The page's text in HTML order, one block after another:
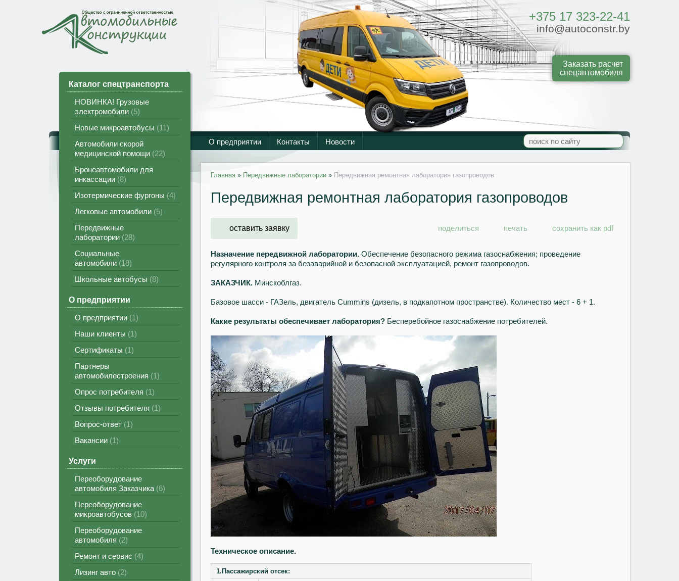
+375 17 323-22-41
info@autoconstr.by
Заказать расчет
спецавтомобиля
О предприятии Контакты Новости
Каталог спецтранспорта
НОВИНКА! Грузовые
электромобили 5
Новые микроавтобусы
11
Автомобили скорой
медицинской помощи 22
Бронеавтомобили для
инкассации 8
Изотермические фургоны 4
Легковые автомобили 5
Передвижные
лаборатории 28
Социальные
автомобили 18
Школьные автобусы 8
О предприятии
О предприятии 1
Наши клиенты
1
Сертификаты
1
Партнеры
автомобилестроения
1
Опрос потребителя
1
Отзывы потребителя
1
Вопрос-ответ 1
Вакансии 1
Услуги
Переоборудование
автомобиля Заказчика 6
Переоборудование
микроавтобусов 10
Переоборудование
автомобиля
2
Ремонт и сервис 4
Лизинг авто 2
Главная » Передвижные лаборатории » Передвижная ремонтная лаборатория газопроводов
Передвижная ремонтная лаборатория газопроводов
оставить заявку поделиться печать сохранить как pdf
Назначение передвижной лаборатории. Обеспечение безопасного режима газоснабжения; проведение
регулярного контроля за безаварийной и безопасной эксплуатацией, ремонт газопроводов.
ЗАКАЗЧИК. Минскоблгаз.
Базовое шасси - ГАЗель, двигатель Cummins (дизель, в подкапотном пространстве). Количество мест - 6 + 1.
Какие результаты обеспечивает лаборатория? Бесперебойное газоснабжение потребителей.
Техническое описание.
1. Пассажирский отсек: